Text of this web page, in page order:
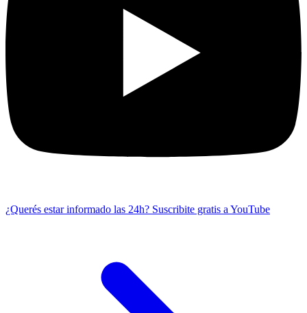
¿Querés estar informado las 24h? Suscribite gratis a YouTube